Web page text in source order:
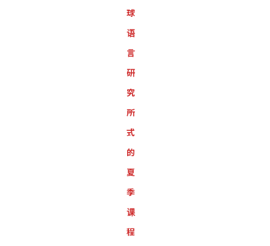
球
语
言
研
究
所
式
的
夏
季
课
程